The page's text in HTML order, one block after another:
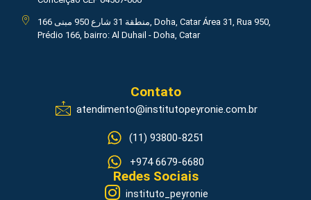
منطقة 31 شارع 950 مبنى 166, Doha, Catar Área 31, Rua 950,
Prédio 166, bairro: Al Duhail - Doha, Catar
Contato
atendimento@institutopeyronie.com.br
(11) 93800-8251
+974 6679-6680
Redes Sociais
instituto_peyronie